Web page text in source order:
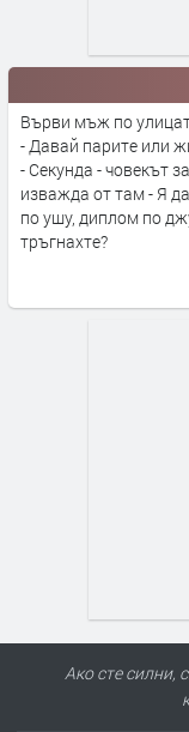
Върви мъж по
- Давай парите или
- Секунда - човекът
изважда от там - Я
по ушу, диплом по
тръгнахте?
Ако сте силни,